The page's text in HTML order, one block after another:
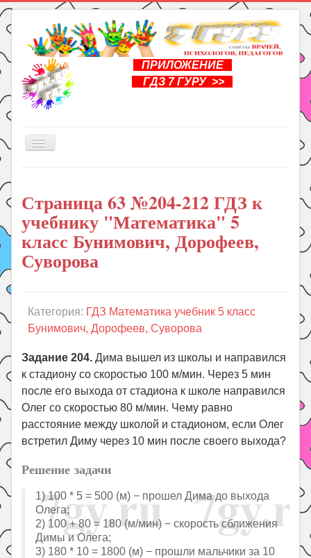
ПРИЛОЖЕНИЕ
ГДЗ 7 ГУРУ >>
Включить/
Книги
Рукоделие
Подготовка к школе
Уроки
Праздники
Летом!
Поиск
Страница 63 №204-212 ГДЗ к
учебнику "Математика" 5
класс Бунимович, Дорофеев,
Суворова
Категория: ГДЗ Математика учебник 5 класс
Бунимович, Дорофеев, Суворова
Задание 204. Дима вышел из школы и направился
к стадиону со скоростью 100 м/мин. Через 5 мин
после его выхода от стадиона к школе направился
Олег со скоростью 80 м/мин. Чему равно
расстояние между школой и стадионом, если Олег
встретил Диму через 10 мин после своего выхода?
Решение задачи
1) 100 * 5 = 500 (м) − прошел Дима до выхода
Олега;
2) 100 + 80 = 180 (м/мин) − скорость сближения
Димы и Олега;
3) 180 * 10 = 1800 (м) − прошли мальчики за 10